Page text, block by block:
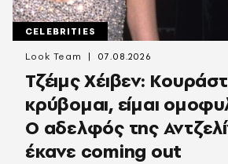
CELEBRITIES
Τζέιμς Χέιβεν:
κρύβομαι, είμαι
Ο αδελφός της
έκανε coming out
Look Team 07.08.2026